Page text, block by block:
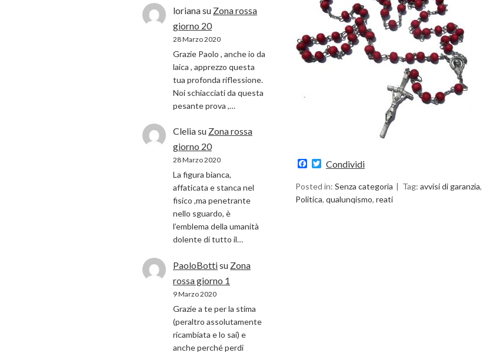
Facebook
Twitter
Condividi
Posted in: Senza categoria Tag: avvisi di garanzia,
Politica, qualunqismo, reati
lorianasu Zona rossa
giorno 20
28 Marzo 2020
Grazie Paolo , anche io da
laica , apprezzo questa
tua profonda riflessione.
Noi schiacciati da questa
pesante prova ,…
Cleliasu Zona rossa
giorno 20
28 Marzo 2020
La figura bianca,
affaticata e stanca nel
fisico ,ma penetrante
nello sguardo, è
l’emblema della umanità
dolente di tutto il…
PaoloBottisu Zona
rossa giorno 1
9 Marzo 2020
Grazie a te per la stima
(peraltro assolutamente
ricambiata e lo sai) e
anche perché perdi